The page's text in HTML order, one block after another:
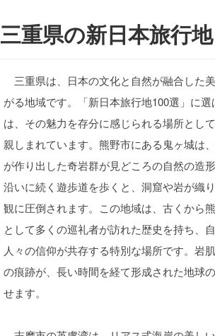
三重県の新日本旅行
三重県は、日本の文化と自然が融合した
がる地域です。「新日本旅行地100選」に
は、その魅力を存分に感じられる場所とし
親しまれています。熊野市にある鬼ヶ城は
が作り出した奇岩群が見どころの自然の造
沿いに続く遊歩道を歩くと、洞窟や岩が織
観に圧倒されます。この地域は、古くから
として多くの巡礼者が訪れた歴史を持ち、
人々の信仰が共存する特別な場所です。岩
の痕跡が、長い時間を経て形成された地球
せます。